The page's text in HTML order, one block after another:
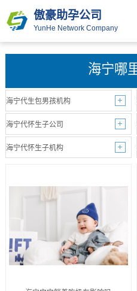
傲豪助孕公司
YunHe Network Company
海宁哪
海宁代生包男孩机构
海宁代怀生子公司
海宁代怀生子机构